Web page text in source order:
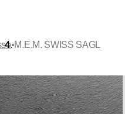
•M.E.M. SWISS SAGL